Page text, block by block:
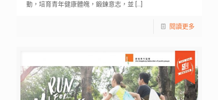
動，培育青年健康體魄，鍛鍊意志，並 […]
閱讀更多